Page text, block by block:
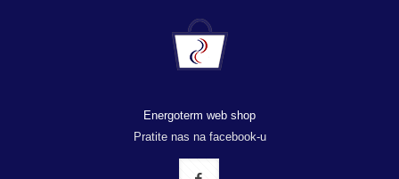
Energoterm web shop
Pratite nas na facebook-u